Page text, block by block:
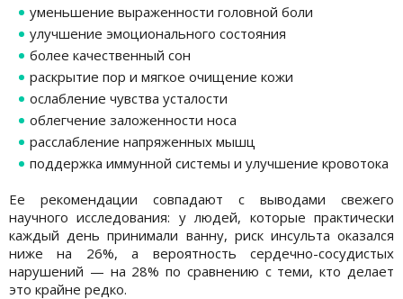
уменьшение выраженности головной боли
улучшение эмоционального состояния
более качественный сон
раскрытие пор и мягкое очищение кожи
ослабление чувства усталости
облегчение заложенности носа
расслабление напряженных мышц
поддержка иммунной системы и улучшение кровотока
Ее рекомендации совпадают с выводами свежего
научного исследования: у людей, которые практически
каждый день принимали ванну, риск инсульта оказался
ниже на 26%, а вероятность сердечно-сосудистых
нарушений — на 28% по сравнению с теми, кто делает
это крайне редко.